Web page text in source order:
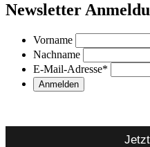
Newsletter
Vorname
Nachname
E-Mail-Adresse*